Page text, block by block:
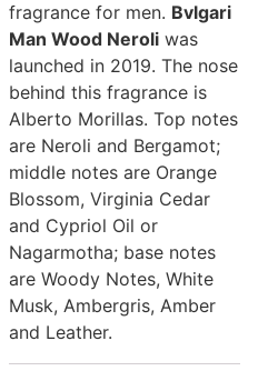
fragrance for men. Bvlgari
Man Wood Neroli was
launched in 2019. The nose
behind this fragrance is
Alberto Morillas. Top notes
are Neroli and Bergamot;
middle notes are Orange
Blossom, Virginia Cedar
and Cypriol Oil or
Nagarmotha; base notes
are Woody Notes, White
Musk, Ambergris, Amber
and Leather.